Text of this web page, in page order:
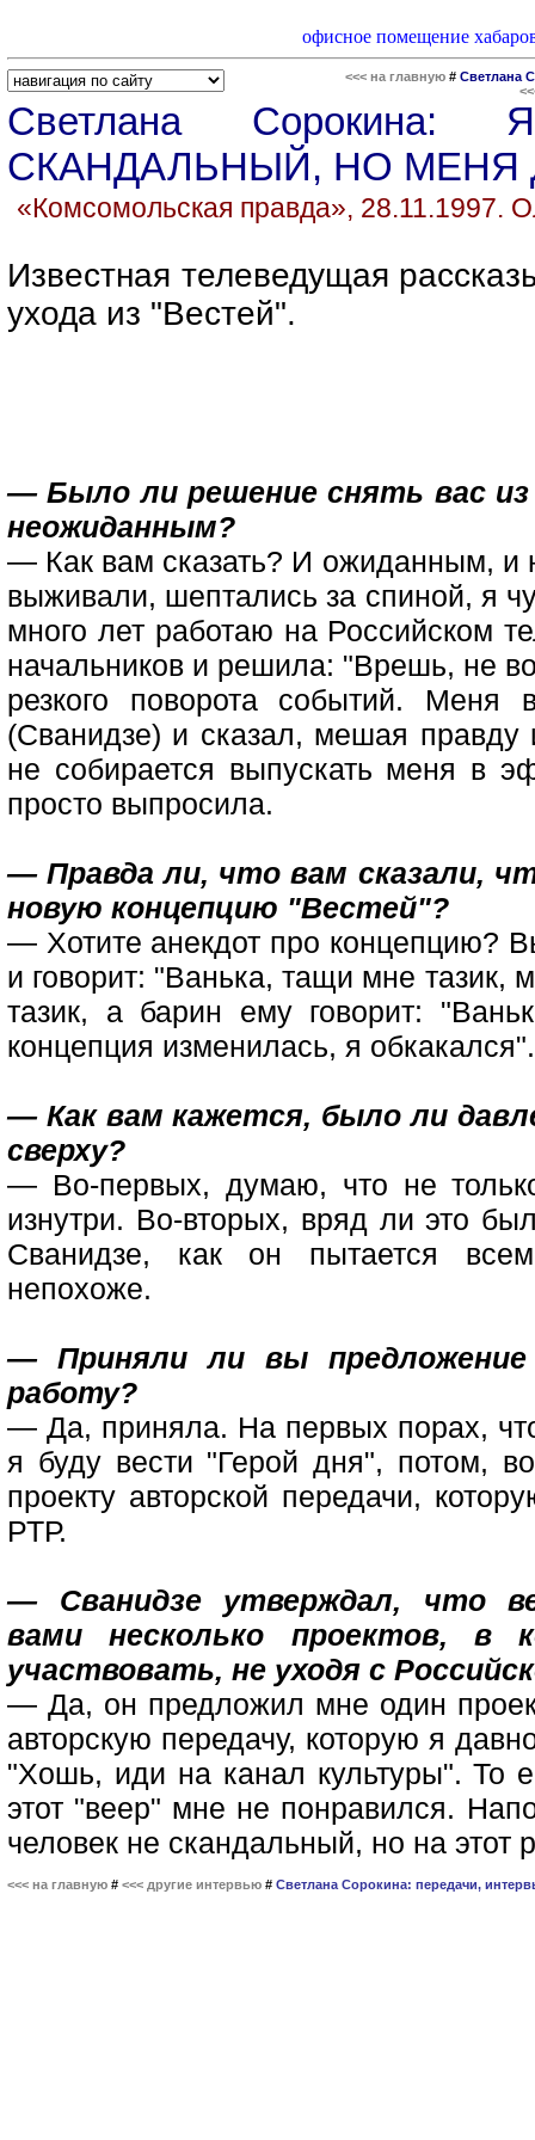
офисное помещение
<<< на главную # Светлана
Светлана Сорокина: Я
СКАНДАЛЬНЫЙ, НО МЕНЯ
«Комсомольская правда»,
Известная телеведущая
ухода из "Вестей".
— Было ли решение снять вас
неожиданным?
— Как вам сказать? И ожиданным, и
выживали, шептались за спиной, я
много лет работаю на Российском
начальников и решила: "Врешь, не
резкого поворота событий. Меня
(Сванидзе) и сказал, мешая правду
не собирается выпускать меня в
просто выпросила.
— Правда ли, что вам сказали,
новую концепцию "Вестей"?
— Хотите анекдот про концепцию?
и говорит: "Ванька, тащи мне тазик,
тазик, а барин ему говорит:
концепция изменилась, я обкакался".
— Как вам кажется, было ли
сверху?
— Во-первых, думаю, что не
изнутри. Во-вторых, вряд ли это
Сванидзе, как он пытается
непохоже.
— Приняли ли вы
работу?
— Да, приняла. На первых порах,
я буду вести "Герой дня", потом,
проекту авторской передачи,
РТР.
— Сванидзе утверждал, что
вами несколько проектов,
участвовать, не уходя с
— Да, он предложил мне один
авторскую передачу, которую я
"Хошь, иди на канал культуры". То
этот "веер" мне не понравился.
человек не скандальный, но на этот
<<< на главную # <<< другие интервью # Светлана Сорокина: передачи,